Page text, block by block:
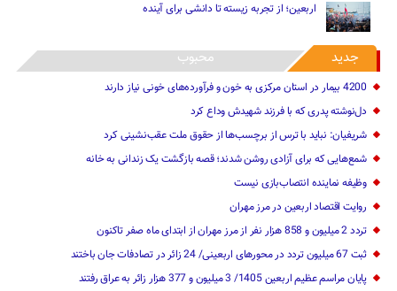
اربعین؛ از تجربه زیسته تا دانشی برای آینده
جدید محبوب
4200 بیمار در استان مرکزی به خون و فرآورده‌های خونی نیاز دارند
دل‌نوشته پدری که با فرزند شهیدش وداع کرد
شریفیان: نباید با ترس از برچسب‌ها از حقوق ملت عقب‌نشینی کرد
شمع‌هایی که ‌برای آزادی روشن شدند؛ قصه بازگشت یک زندانی به خانه
وظیفه نماینده انتصاب‌بازی نیست
روایت اقتصاد اربعین در مرز مهران
تردد 2 میلیون و 858 هزار نفر از مرز مهران از ابتدای ماه صفر تاکنون
‌‌ثبت 67 میلیون تردد در محورهای اربعینی/ 24 زائر در تصادفات جان باختند
پایان مراسم عظیم اربعین 1405/ ‌3 میلیون و 377 ‌هزار زائر به عراق رفتند